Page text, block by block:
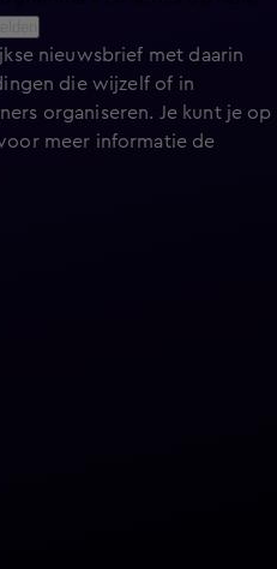
nieuwsbrief met daarin
die wijzelf of in
organiseren. Je kunt je op
meer informatie de